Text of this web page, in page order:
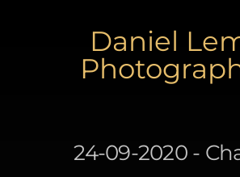
Daniel
24-09-2020 -